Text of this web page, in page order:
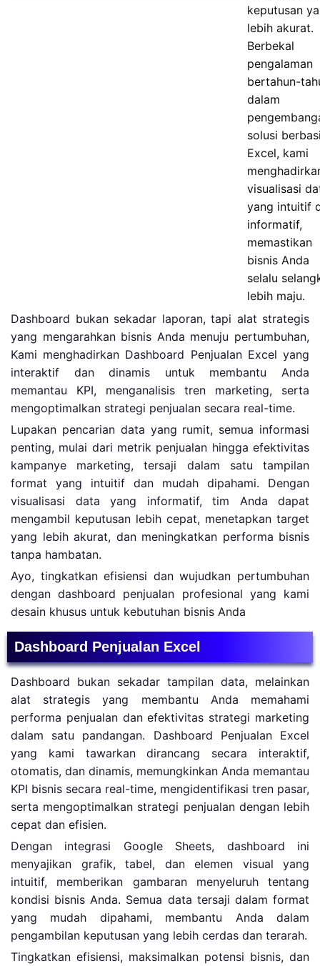
keputusan
lebih akurat.
Berbekal
pengalaman
bertahun-
dalam
solusi
Excel, kami
visualisasi
yang intuitif
informatif,
memastikan
bisnis Anda
selalu
lebih maju.
Dashboard bukan sekadar laporan, tapi alat strategis
yang mengarahkan bisnis Anda menuju pertumbuhan,
Kami menghadirkan Dashboard Penjualan Excel yang
interaktif dan dinamis untuk membantu Anda
memantau KPI, menganalisis tren marketing, serta
mengoptimalkan strategi penjualan secara real-time.
Lupakan pencarian data yang rumit, semua informasi
penting, mulai dari metrik penjualan hingga efektivitas
kampanye marketing, tersaji dalam satu tampilan
format yang intuitif dan mudah dipahami. Dengan
visualisasi data yang informatif, tim Anda dapat
mengambil keputusan lebih cepat, menetapkan target
yang lebih akurat, dan meningkatkan performa bisnis
tanpa hambatan.
Ayo, tingkatkan efisiensi dan wujudkan pertumbuhan
dengan dashboard penjualan profesional yang kami
desain khusus untuk kebutuhan bisnis Anda
Dashboard Penjualan Excel
Dashboard bukan sekadar tampilan data, melainkan
alat strategis yang membantu Anda memahami
performa penjualan dan efektivitas strategi marketing
dalam satu pandangan. Dashboard Penjualan Excel
yang kami tawarkan dirancang secara interaktif,
otomatis, dan dinamis, memungkinkan Anda memantau
KPI bisnis secara real-time, mengidentifikasi tren pasar,
serta mengoptimalkan strategi penjualan dengan lebih
cepat dan efisien.
Dengan integrasi Google Sheets, dashboard ini
menyajikan grafik, tabel, dan elemen visual yang
intuitif, memberikan gambaran menyeluruh tentang
kondisi bisnis Anda. Semua data tersaji dalam format
yang mudah dipahami, membantu Anda dalam
pengambilan keputusan yang lebih cerdas dan terarah.
Tingkatkan efisiensi, maksimalkan potensi bisnis, dan